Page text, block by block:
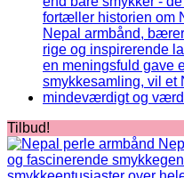
Tilbud!